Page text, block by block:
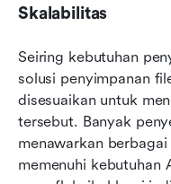
Skalabilitas
Seiring kebutuhan
solusi penyimpanan
disesuaikan untuk
tersebut. Banyak
menawarkan
memenuhi kebutuhan